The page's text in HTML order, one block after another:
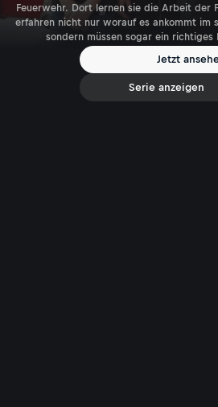
Feuerwehr. Dort lernen sie die Arbeit der
erfahren nicht nur worauf es ankommt im
sondern müssen sogar ein richtiges
Jetzt
Serie anzeigen